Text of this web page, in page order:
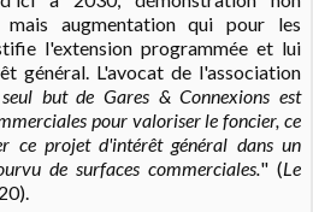
mais augmentation qui pour les
l'extension programmée et lui
général. L'avocat de l'association
but de Gares & Connexions est
pour valoriser le foncier, ce
ce projet d'intérêt général dans un
de surfaces commerciales." (Le